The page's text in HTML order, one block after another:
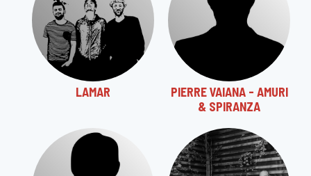
LAMAR
PIERRE VAIANA - AMURI
& SPIRANZA